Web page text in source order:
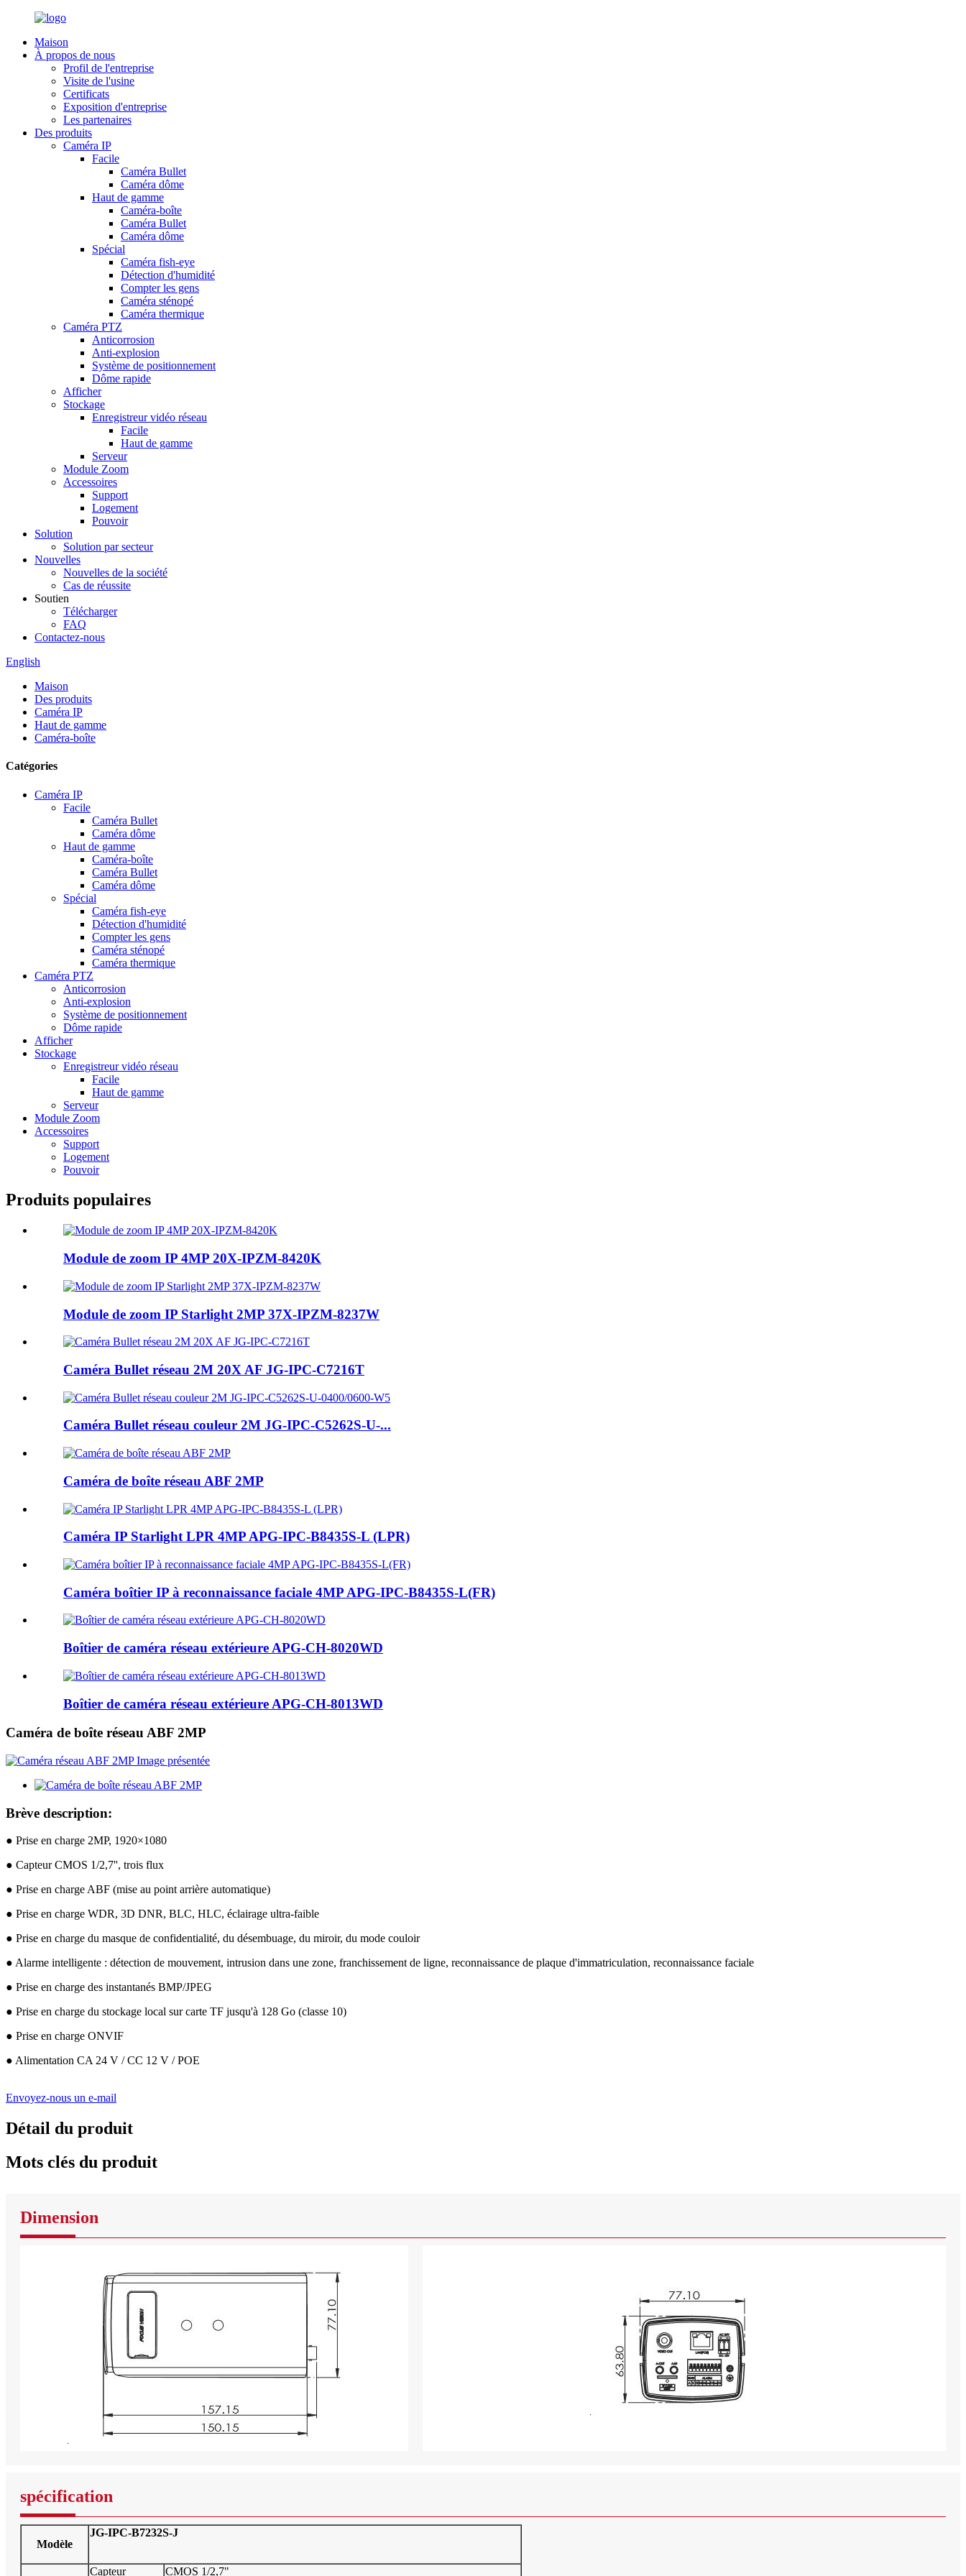
Maison
À propos de nous
Profil de l'entreprise
Visite de l'usine
Certificats
Exposition d'entreprise
Les partenaires
Des produits
Caméra IP
Facile
Caméra Bullet
Caméra dôme
Haut de gamme
Caméra-boîte
Caméra Bullet
Caméra dôme
Spécial
Caméra fish-eye
Détection d'humidité
Compter les gens
Caméra sténopé
Caméra thermique
Caméra PTZ
Anticorrosion
Anti-explosion
Système de positionnement
Dôme rapide
Afficher
Stockage
Enregistreur vidéo réseau
Facile
Haut de gamme
Serveur
Module Zoom
Accessoires
Support
Logement
Pouvoir
Solution
Solution par secteur
Nouvelles
Nouvelles de la société
Cas de réussite
Soutien
Télécharger
FAQ
Contactez-nous
English
Maison
Des produits
Caméra IP
Haut de gamme
Caméra-boîte
Catégories
Caméra IP
Facile
Caméra Bullet
Caméra dôme
Haut de gamme
Caméra-boîte
Caméra Bullet
Caméra dôme
Spécial
Caméra fish-eye
Détection d'humidité
Compter les gens
Caméra sténopé
Caméra thermique
Caméra PTZ
Anticorrosion
Anti-explosion
Système de positionnement
Dôme rapide
Afficher
Stockage
Enregistreur vidéo réseau
Facile
Haut de gamme
Serveur
Module Zoom
Accessoires
Support
Logement
Pouvoir
Produits populaires
Module de zoom IP 4MP 20X-IPZM-8420K
Module de zoom IP Starlight 2MP 37X-IPZM-8237W
Caméra Bullet réseau 2M 20X AF JG-IPC-C7216T
Caméra Bullet réseau couleur 2M JG-IPC-C5262S-U-...
Caméra de boîte réseau ABF 2MP
Caméra IP Starlight LPR 4MP APG-IPC-B8435S-L (LPR)
Caméra boîtier IP à reconnaissance faciale 4MP APG-IPC-B8435S-L(FR)
Boîtier de caméra réseau extérieure APG-CH-8020WD
Boîtier de caméra réseau extérieure APG-CH-8013WD
Caméra de boîte réseau ABF 2MP
Brève description:
● Prise en charge 2MP, 1920×1080
● Capteur CMOS 1/2,7'', trois flux
● Prise en charge ABF (mise au point arrière automatique)
● Prise en charge WDR, 3D DNR, BLC, HLC, éclairage ultra-faible
● Prise en charge du masque de confidentialité, du désembuage, du miroir, du mode couloir
● Alarme intelligente : détection de mouvement, intrusion dans une zone, franchissement de ligne, reconnaissance de plaque d'immatriculation, reconnaissance faciale
● Prise en charge des instantanés BMP/JPEG
● Prise en charge du stockage local sur carte TF jusqu'à 128 Go (classe 10)
● Prise en charge ONVIF
● Alimentation CA 24 V / CC 12 V / POE
Envoyez-nous un e-mail
Détail du produit
Mots clés du produit
Dimension
spécification
Modèle
JG-IPC-B7232S-J
Capteur CMOS 1/2,7"